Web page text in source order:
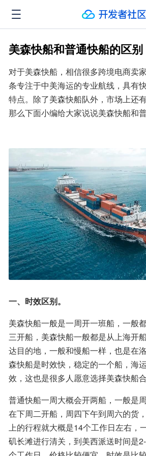
美森快船和普通快船的区别
对于美森快船，相信很多跨境电商卖
条专注于中美海运的专业航线，具有
特点。除了美森快船队外，市场上还
那么下面小编给大家说说美森快船和
一、时效区别。
美森快船一般是一周开一班船，一般
三开船，美森快船一般都是从上海开
达目的地，一般和慢船一样，也是在
森快船是时效快，稳定的一个船，海
效，这也是很多人愿意选择美森快船合
普通快船一周大概会开两船，一般是
在下周二开船，周四下午到周六的货
上的行程就大概是14个工作日左右，
矶长滩进行清关，到美西派送时间是